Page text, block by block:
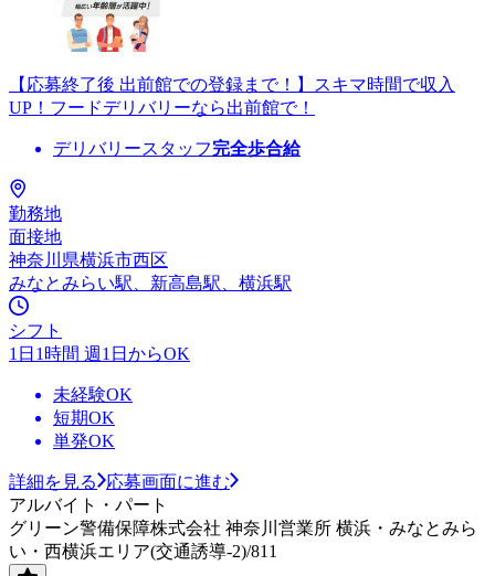
【応募終了後 出前館での登録まで！】スキマ時間で収入
UP！フードデリバリーなら出前館で！
デリバリースタッフ完全歩合給
勤務地
面接地
神奈川県横浜市西区
みなとみらい駅、新高島駅、横浜駅
シフト
1日1時間 週1日からOK
未経験OK
短期OK
単発OK
詳細を見る
応募画面に進む
アルバイト・パート
グリーン警備保障株式会社 神奈川営業所 横浜・みなとみら
い・西横浜エリア(交通誘導-2)/811